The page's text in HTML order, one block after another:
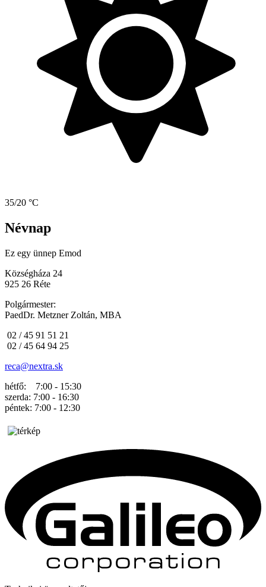
35/20 °C
Névnap
Ez egy ünnep Emod
Községháza 24
925 26 Réte
Polgármester:
PaedDr. Metzner Zoltán, MBA
02 / 45 91 51 21
02 / 45 64 94 25
reca@nextra.sk
hétfő: 7:00 - 15:30
szerda: 7:00 - 16:30
péntek: 7:00 - 12:30